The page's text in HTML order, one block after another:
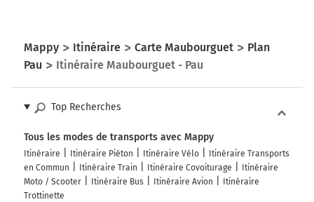
Mappy Itinéraire Carte Maubourguet
Plan
Pau
Itinéraire Maubourguet - Pau
Top Recherches
Tous les modes de transports avec Mappy
Itinéraire Itinéraire Piéton Itinéraire Vélo
Itinéraire Transports
en Commun
Itinéraire Train Itinéraire Covoiturage
Itinéraire
Moto / Scooter
Itinéraire Bus Itinéraire Avion
Itinéraire
Trottinette